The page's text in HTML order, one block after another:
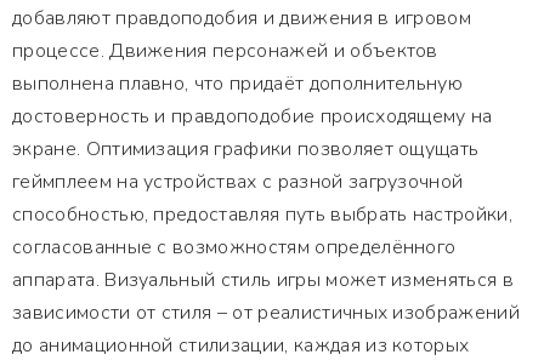
добавляют правдоподобия и движения в игровом
процессе. Движения персонажей и объектов
выполнена плавно, что придаёт дополнительную
достоверность и правдоподобие происходящему на
экране. Оптимизация графики позволяет ощущать
геймплеем на устройствах с разной загрузочной
способностью, предоставляя путь выбрать настройки,
согласованные с возможностям определённого
аппарата. Визуальный стиль игры может изменяться в
зависимости от стиля – от реалистичных изображений
до анимационной стилизации, каждая из которых